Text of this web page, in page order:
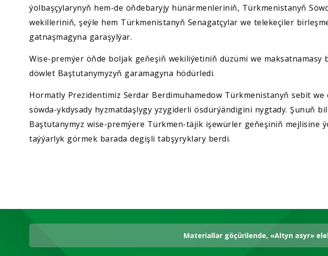
ýolbaşçylarynyň hem-de öňdebaryjy hünärmenleriniň, Türkmenistanyň
wekilleriniň, şeýle hem Türkmenistanyň Senagatçylar we telekeçiler
gatnaşmagyna garaşylýar.
Wise-premýer öňde boljak geňeşiň wekiliýetiniň düzümi we maksatnamasy
döwlet Baştutanymyzyň garamagyna hödürledi.
Hormatly Prezidentimiz Serdar Berdimuhamedow Türkmenistanyň sebit
söwda-ykdysady hyzmatdaşlygy yzygiderli ösdürýändigini nygtady. Şunuň
Baştutanymyz wise-premýere Türkmen-täjik işewürler geňeşiniň mejlisine
taýýarlyk görmek barada degişli tabşyryklary berdi.
Materiallar göçürilende, «Altyn asyr»